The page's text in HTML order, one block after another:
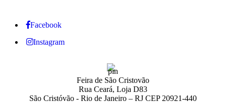
Facebook
Instagram
Feira de São Cristovão
Rua Ceará, Loja D83
São Cristóvão - Rio de Janeiro – RJ CEP 20921-440